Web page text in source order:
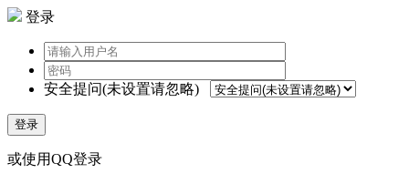
登录
安全提问(未设置请忽略)
登录
或使用QQ登录